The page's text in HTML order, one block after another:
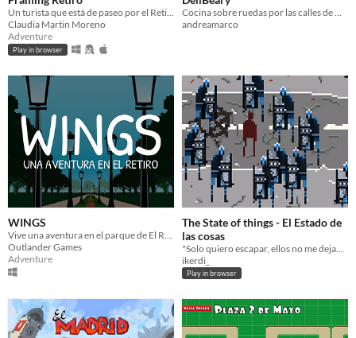
Un turista que está de paseo por el Retiro tiene que completar su álbum de fotos.
Claudia Martin Moreno
Adventure
Play in browser
Cocina sobre ruedas por las calles de Madrid
andreamarco
WINGS
Vive una aventura en el parque de El Retiro en Madrid junto con Sara, la protagonista de esta historia.
Outlander Games
Adventure
The State of things - El Estado de
las cosas
"Solo quiero escapar, ellos no me dejan salir."
ikerdi_
Play in browser